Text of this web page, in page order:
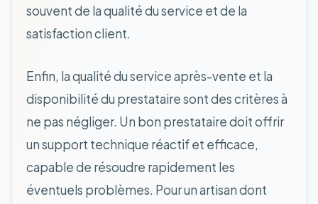
souvent de la qualité du service et de la
satisfaction client.
Enfin, la qualité du service après-vente et la
disponibilité du prestataire sont des critères à
ne pas négliger. Un bon prestataire doit offrir
un support technique réactif et efficace,
capable de résoudre rapidement les
éventuels problèmes. Pour un artisan dont